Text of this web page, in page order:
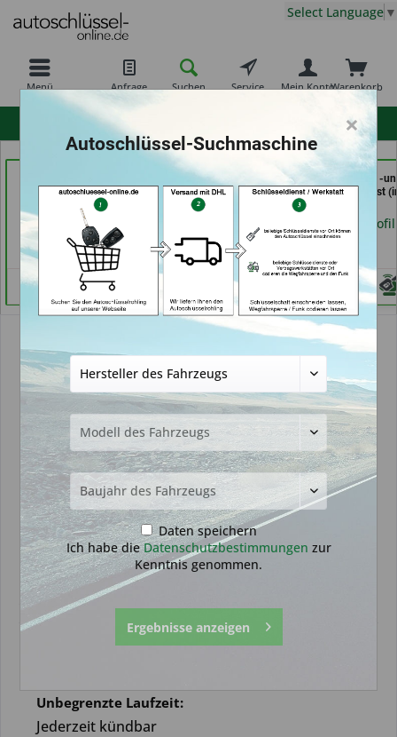
Menü Anfrage Suchen Service Warenkorb
Mein Konto
Select Language ▼
Meister Grüner (in
München)
Händlerprofil
Autoschlüssel Hamburg
(in Hamburg)
Händlerprofil
In Time Schuh -
Schlüsseldienst
Händlerprofil
Premium Partnerschaft
Schlüsseldienst Ünsal Angebot
35,69 € *
Unbegrenzte Laufzeit:
Jederzeit kündbar
×
Autoschlüssel-Suchmaschine
Daten speichern
Ich habe dieDatenschutzbestimmungen zur
Kenntnis genommen.
Ergebnisse anzeigen